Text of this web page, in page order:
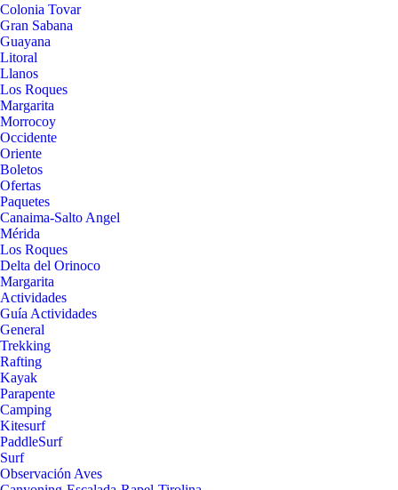
Colonia Tovar
Gran Sabana
Guayana
Litoral
Llanos
Los Roques
Margarita
Morrocoy
Occidente
Oriente
Boletos
Ofertas
Paquetes
Canaima-Salto Angel
Mérida
Los Roques
Delta del Orinoco
Margarita
Actividades
Guía Actividades
General
Trekking
Rafting
Kayak
Parapente
Camping
Kitesurf
PaddleSurf
Surf
Observación Aves